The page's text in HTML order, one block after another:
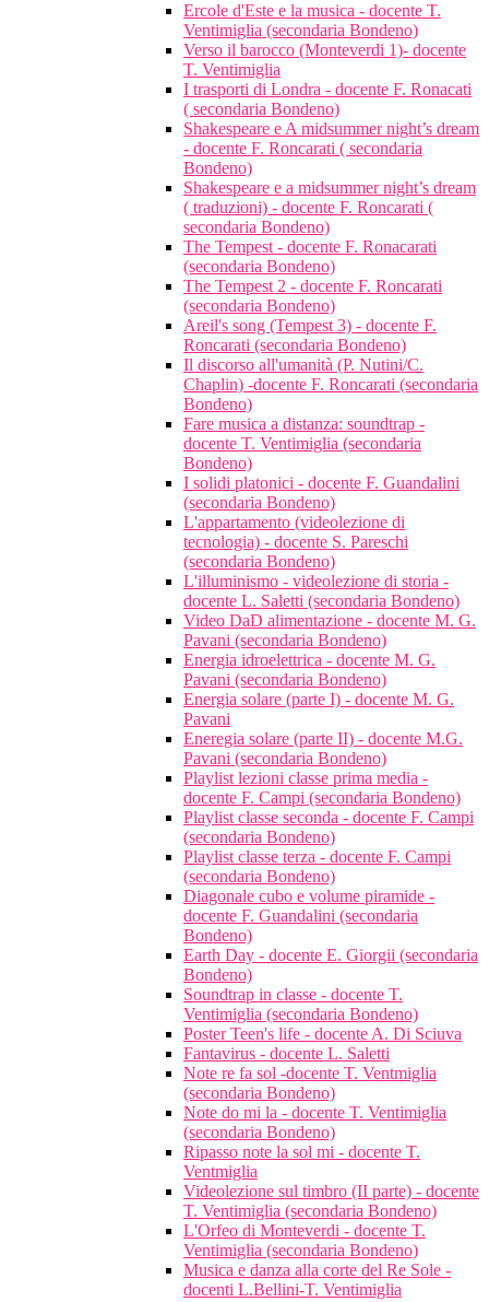
Ercole d'Este e la musica - docente T.
Ventimiglia (secondaria Bondeno)
Verso il barocco (Monteverdi 1)- docente
T. Ventimiglia
I trasporti di Londra - docente F. Ronacati
( secondaria Bondeno)
Shakespeare e A midsummer night’s dream
- docente F. Roncarati ( secondaria
Bondeno)
Shakespeare e a midsummer night’s dream
( traduzioni) - docente F. Roncarati (
secondaria Bondeno)
The Tempest - docente F. Ronacarati
(secondaria Bondeno)
The Tempest 2 - docente F. Roncarati
(secondaria Bondeno)
Areil's song (Tempest 3) - docente F.
Roncarati (secondaria Bondeno)
Il discorso all'umanità (P. Nutini/C.
Chaplin) -docente F. Roncarati (secondaria
Bondeno)
Fare musica a distanza: soundtrap -
docente T. Ventimiglia (secondaria
Bondeno)
I solidi platonici - docente F. Guandalini
(secondaria Bondeno)
L'appartamento (videolezione di
tecnologia) - docente S. Pareschi
(secondaria Bondeno)
L'illuminismo - videolezione di storia -
docente L. Saletti (secondaria Bondeno)
Video DaD alimentazione - docente M. G.
Pavani (secondaria Bondeno)
Energia idroelettrica - docente M. G.
Pavani (secondaria Bondeno)
Energia solare (parte I) - docente M. G.
Pavani
Eneregia solare (parte II) - docente M.G.
Pavani (secondaria Bondeno)
Playlist lezioni classe prima media -
docente F. Campi (secondaria Bondeno)
Playlist classe seconda - docente F. Campi
(secondaria Bondeno)
Playlist classe terza - docente F. Campi
(secondaria Bondeno)
Diagonale cubo e volume piramide -
docente F. Guandalini (secondaria
Bondeno)
Earth Day - docente E. Giorgii (secondaria
Bondeno)
Soundtrap in classe - docente T.
Ventimiglia (secondaria Bondeno)
Poster Teen's life - docente A. Di Sciuva
Fantavirus - docente L. Saletti
Note re fa sol -docente T. Ventmiglia
(secondaria Bondeno)
Note do mi la - docente T. Ventimiglia
(secondaria Bondeno)
Ripasso note la sol mi - docente T.
Ventmiglia
Videolezione sul timbro (II parte) - docente
T. Ventimiglia (secondaria Bondeno)
L'Orfeo di Monteverdi - docente T.
Ventimiglia (secondaria Bondeno)
Musica e danza alla corte del Re Sole -
docenti L.Bellini-T. Ventimiglia